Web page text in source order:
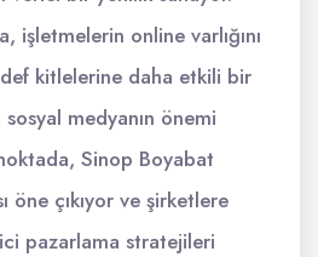
işletmelerin online varlığını
kitlelerine daha etkili bir
medyanın önemi
Sinop Boyabat
öne çıkıyor ve şirketlere
pazarlama stratejileri